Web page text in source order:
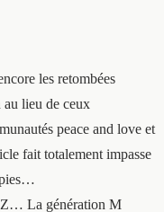
les retombées
lieu de ceux
peace and love et
fait totalement impasse
Z… La génération M